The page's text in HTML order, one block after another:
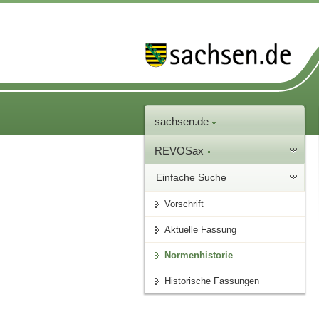
sachsen.de
REVOSax
Einfache Suche
Vorschrift
Aktuelle Fassung
Normenhistorie
Historische Fassungen